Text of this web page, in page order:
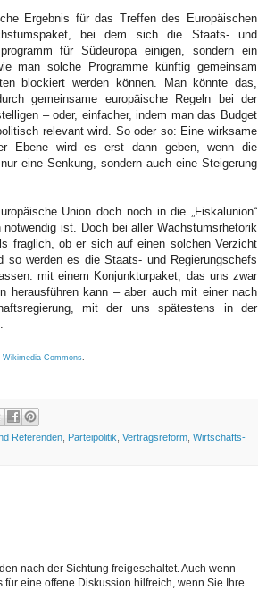
Ergebnis für das Treffen des Europäischen
bei dem sich die Staats- und
für Südeuropa einigen, sondern ein
man solche Programme künftig gemeinsam
blockiert werden können. Man könnte das,
gemeinsame europäische Regeln bei der
– oder, einfacher, indem man das Budget
relevant wird. So oder so: Eine wirksame
Ebene wird es erst dann geben, wenn die
eine Senkung, sondern auch eine Steigerung
Union doch noch in die „Fiskalunion“
ist. Doch bei aller Wachstumsrhetorik
fraglich, ob er sich auf einen solchen Verzicht
so werden es die Staats- und Regierungschefs
mit einem Konjunkturpaket, das uns zwar
herausführen kann – aber auch mit einer nach
mit der uns spätestens in der
Wikimedia Commons
Referenden Parteipolitik Vertragsreform Wirtschafts-
nach der Sichtung freigeschaltet. Auch wenn
eine offene Diskussion hilfreich, wenn Sie Ihre